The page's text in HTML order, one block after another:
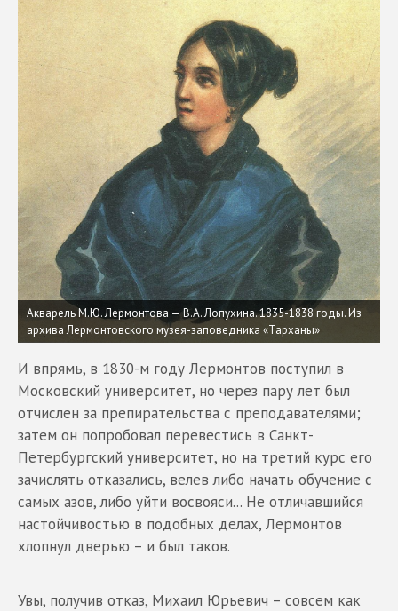
Акварель М.Ю. Лермонтова — В.А. Лопухина. 1835-1838 годы. Из
архива Лермонтовского музея-заповедника «Тарханы»
И впрямь, в 1830-м году Лермонтов поступил в
Московский университет, но через пару лет был
отчислен за препирательства с преподавателями;
затем он попробовал перевестись в Санкт-
Петербургский университет, но на третий курс его
зачислять отказались, велев либо начать обучение с
самых азов, либо уйти восвояси... Не отличавшийся
настойчивостью в подобных делах, Лермонтов
хлопнул дверью – и был таков.
Увы, получив отказ, Михаил Юрьевич – совсем как